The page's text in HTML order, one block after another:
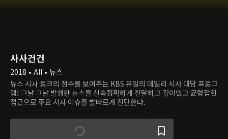
사사건건
2018 • All • 뉴스
뉴스 시사 토크의 정수를 보여주는 KBS 유일의 데일리 시사 대담 프로그
램! 그날 그날 발생한 뉴스를 신속정확하게 전달하고 깊이있고 균형잡힌
접근으로 주요 시사 이슈를 발빠르게 진단한다.